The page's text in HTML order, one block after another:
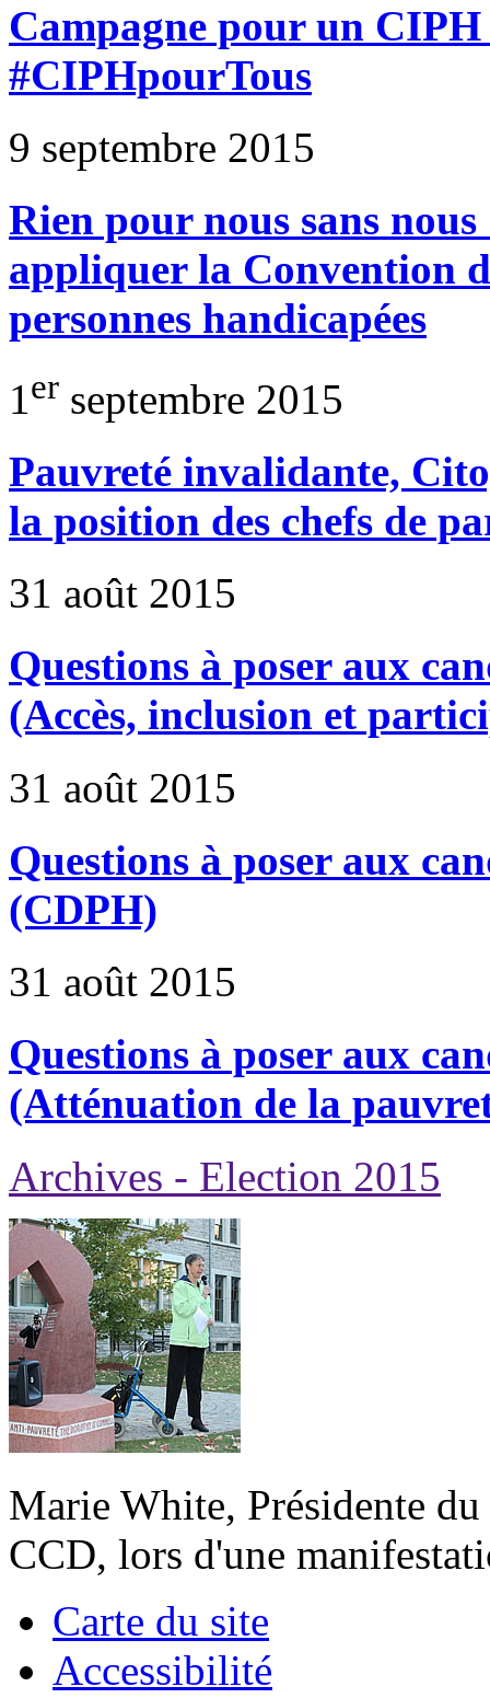
Campagne pour un
#CIPHpourTous
9 septembre 2015
Rien pour nous sans
appliquer la Convention
personnes handicapées
1 er septembre 2015
Pauvreté invalidante,
la position des chefs de
31 août 2015
Questions à poser aux
(Accès, inclusion et
31 août 2015
Questions à poser aux
(CDPH)
31 août 2015
Questions à poser aux
(Atténuation de la
Archives - Election 2015
Marie White, Présidente
CCD, lors d'une
Carte du site
Accessibilité